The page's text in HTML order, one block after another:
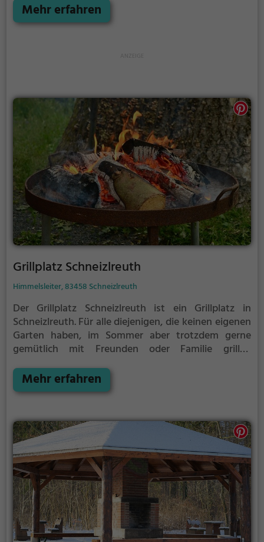
Mehr erfahren
Grillplatz Schneizlreuth
Himmelsleiter, 83458 Schneizlreuth
Der Grillplatz Schneizlreuth ist ein Grillplatz in
Schneizlreuth.Für alle diejenigen, die keinen eigenen
Garten haben, im Sommer aber trotzdem gerne
gemütlich mit Freunden oder Familie grillen
Mehr erfahren